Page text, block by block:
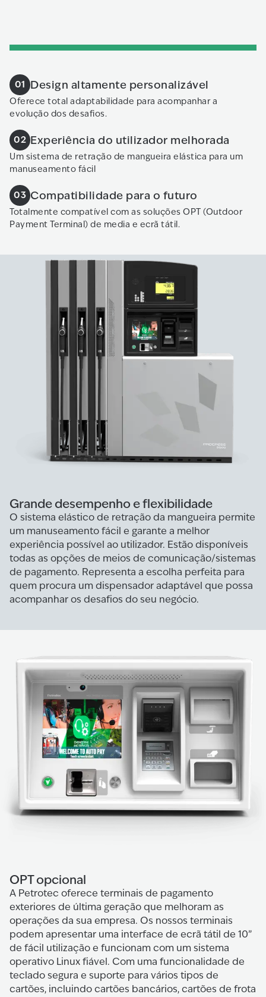
01 Design altamente personalizável
Oferece total adaptabilidade para acompanhar a
evolução dos desafios.
02 Experiência do utilizador melhorada
Um sistema de retração de mangueira elástica para um
manuseamento fácil
03 Compatibilidade para o futuro
Totalmente compatível com as soluções OPT (Outdoor
Payment Terminal) de media e ecrã tátil.
Grande desempenho e flexibilidade
O sistema elástico de retração da mangueira permite
um manuseamento fácil e garante a melhor
experiência possível ao utilizador. Estão disponíveis
todas as opções de meios de comunicação/sistemas
de pagamento. Representa a escolha perfeita para
quem procura um dispensador adaptável que possa
acompanhar os desafios do seu negócio.
OPT opcional
A Petrotec oferece terminais de pagamento
exteriores de última geração que melhoram as
operações da sua empresa. Os nossos terminais
podem apresentar uma interface de ecrã tátil de 10”
de fácil utilização e funcionam com um sistema
operativo Linux fiável. Com uma funcionalidade de
teclado segura e suporte para vários tipos de
cartões, incluindo cartões bancários, cartões de frota